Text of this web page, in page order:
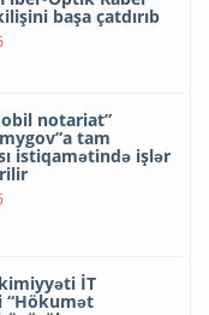
başa çatdırıb
notariat”
tam
istiqamətində işlər
İT
“Hökumət